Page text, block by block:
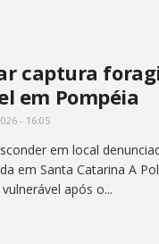
captura
em Pompéia
- 16:05
em local
em Santa Catarina A
após o...